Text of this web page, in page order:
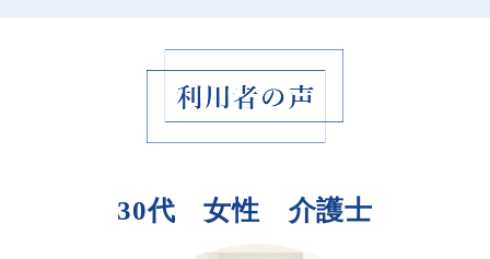
30代 女性 介護士